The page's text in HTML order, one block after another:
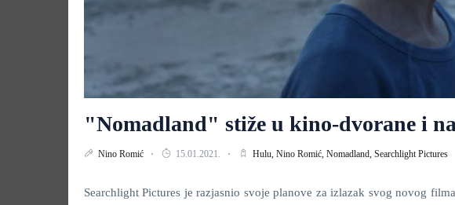
"Nomadland" stiže u kino-dvorane i
Nino Romić 15.01.2021. Hulu, Nino Romić, Nomadland, Searchlight Pictures
Searchlight Pictures je razjasnio svoje planove za izlazak svog novog